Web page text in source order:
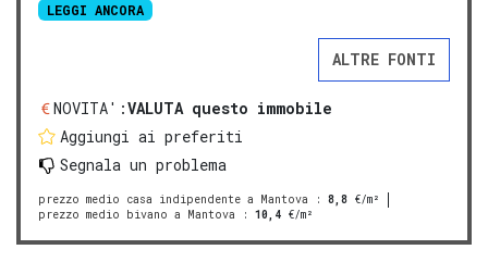
LEGGI ANCORA
ALTRE FONTI
NOVITA':VALUTA questo immobile
Aggiungi ai preferiti
Segnala un problema
prezzo medio casa indipendente a Mantova : 8,8 €/m²
prezzo medio bivano a Mantova : 10,4 €/m²